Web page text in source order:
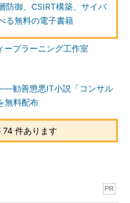
防御、CSIRT構築、サイバ
る無料の電子書籍
プラーニング工作室
勧善懲悪IT小説「コンサル
無料配布
74 件あります
PR